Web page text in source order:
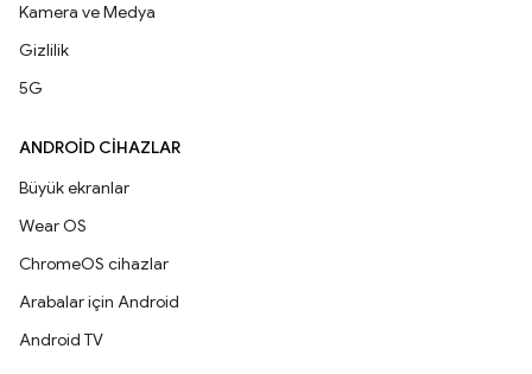
Kamera ve Medya
Gizlilik
5G
ANDROID CIHAZLAR
Büyük ekranlar
Wear OS
ChromeOS cihazlar
Arabalar için Android
Android TV